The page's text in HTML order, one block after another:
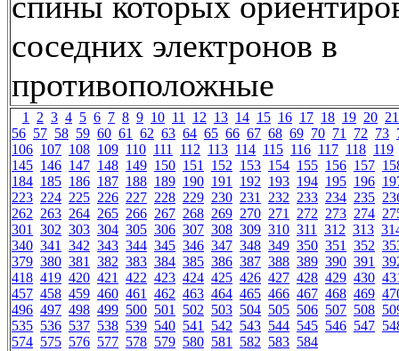
соседних электронов в
противоположные
1 2 3 4 5 6 7 8 9 10 11 12 13 14 15 16 17 18 19 20 21
56 57 58 59 60 61 62 63 64 65 66 67 68 69 70 71 72 73
106 107 108 109 110 111 112 113 114 115 116 117 118 119
145 146 147 148 149 150 151 152 153 154 155 156 157
184 185 186 187 188 189 190 191 192 193 194 195 196
223 224 225 226 227 228 229 230 231 232 233 234 235
262 263 264 265 266 267 268 269 270 271 272 273 274
301 302 303 304 305 306 307 308 309 310 311 312 313
340 341 342 343 344 345 346 347 348 349 350 351 352
379 380 381 382 383 384 385 386 387 388 389 390 391
418 419 420 421 422 423 424 425 426 427 428 429 430
457 458 459 460 461 462 463 464 465 466 467 468 469
496 497 498 499 500 501 502 503 504 505 506 507 508
535 536 537 538 539 540 541 542 543 544 545 546 547
574 575 576 577 578 579 580 581 582 583 584